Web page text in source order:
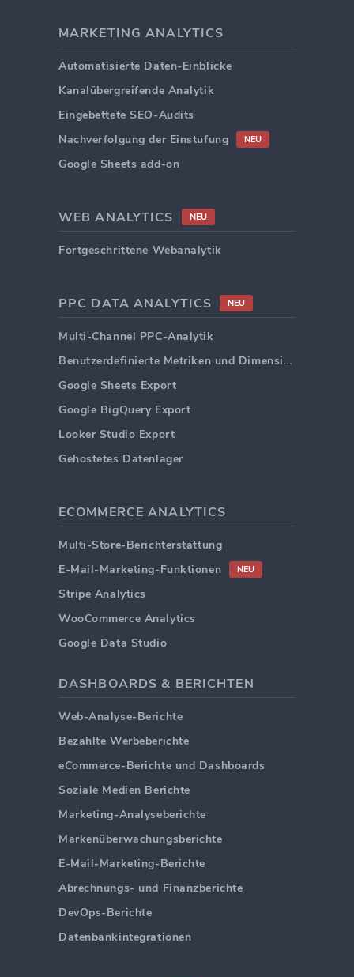
MARKETING ANALYTICS
Automatisierte Daten-Einblicke
Kanalübergreifende Analytik
Eingebettete SEO-Audits
Nachverfolgung der Einstufung
NEU
Google Sheets add-on
WEB ANALYTICS NEU
Fortgeschrittene Webanalytik
PPC DATA ANALYTICS NEU
Multi-Channel PPC-Analytik
Benutzerdefinierte Metriken und Dimensionen
Google Sheets Export
Google BigQuery Export
Looker Studio Export
Gehostetes Datenlager
ECOMMERCE ANALYTICS
Multi-Store-Berichterstattung
E-Mail-Marketing-Funktionen
NEU
Stripe Analytics
WooCommerce Analytics
Google Data Studio
DASHBOARDS & BERICHTEN
Web-Analyse-Berichte
Bezahlte Werbeberichte
eCommerce-Berichte und Dashboards
Soziale Medien Berichte
Marketing-Analyseberichte
Markenüberwachungsberichte
E-Mail-Marketing-Berichte
Abrechnungs- und Finanzberichte
DevOps-Berichte
Datenbankintegrationen